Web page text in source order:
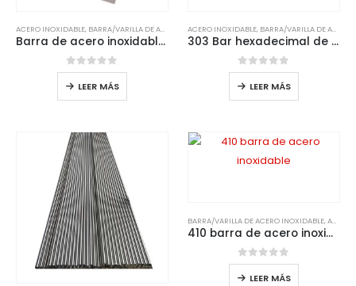
ACERO INOXIDABLE, BARRA/VARILLA DE ACERO INOXIDABLE
Barra de acero inoxidable de 17-4 pH
0de 5
LEER MÁS
ACERO INOXIDABLE, BARRA/VARILLA DE ACERO INOXIDABLE
303 Bar hexadecimal de acero inoxidable
0de 5
LEER MÁS
BARRA/VARILLA DE ACERO INOXIDABLE,ACERO INOXIDABLE
410 barra de acero inoxidable
0de 5
LEER MÁS